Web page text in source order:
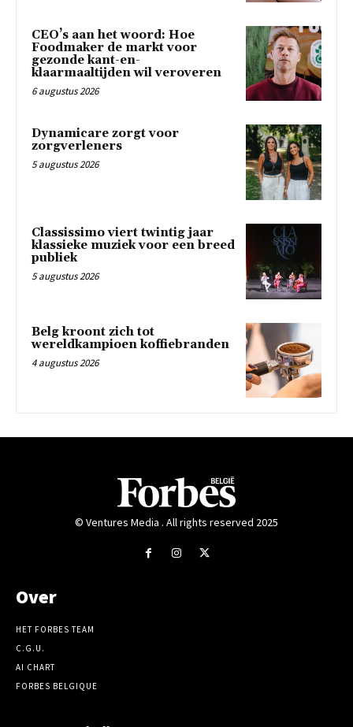
CEO’s aan het woord: Hoe
Foodmaker de markt voor
gezonde kant-en-
klaarmaaltijden wil veroveren
6 augustus 2026
Dynamicare zorgt voor
zorgverleners
5 augustus 2026
Classissimo viert twintig jaar
klassieke muziek voor een breed
publiek
5 augustus 2026
Belg kroont zich tot
wereldkampioen koffiebranden
4 augustus 2026
© Ventures Media . All rights reserved 2025
Over
HET FORBES TEAM
C.G.U.
AI CHART
FORBES BELGIQUE